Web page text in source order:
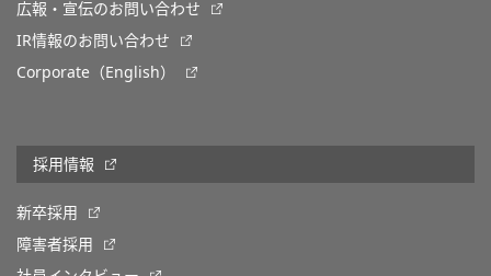
広報・宣伝のお問い合わせ
IR情報のお問い合わせ
Corporate（English）
採用情報
新卒採用
障害者採用